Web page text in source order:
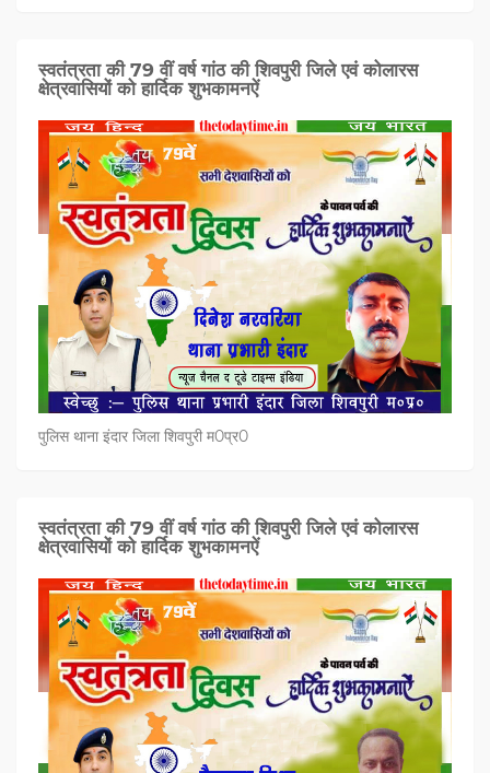
स्वतंत्रता की 79 वीं वर्ष गांठ की शिवपुरी जिले एवं कोलारस
क्षेत्रवासियों को हार्दिक शुभकामनऐं
पुलिस थाना इंदार जिला शिवपुरी म0प्र0
स्वतंत्रता की 79 वीं वर्ष गांठ की शिवपुरी जिले एवं कोलारस
क्षेत्रवासियों को हार्दिक शुभकामनऐं